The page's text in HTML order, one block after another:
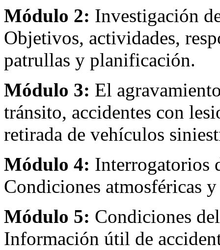
Módulo 2: Investigación
Objetivos, actividades,
patrullas y planificación.
Módulo 3: El
tránsito, accidentes con
retirada de vehículos
Módulo 4: Interrogatorios
Condiciones atmosféricas
Módulo 5: Condiciones
Información útil de